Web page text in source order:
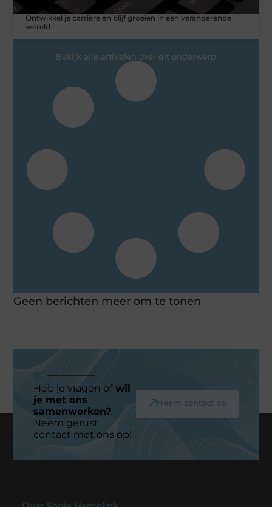
Ontwikkel je carrière en blijf groeien in een veranderende
wereld
Bekijk alle artikelen over dit onderwerp
Geen berichten meer om te tonen
Heb je vragen ofwil
je met ons
samenwerken?
Neem gerust
contact met ons op!
Neem contact op